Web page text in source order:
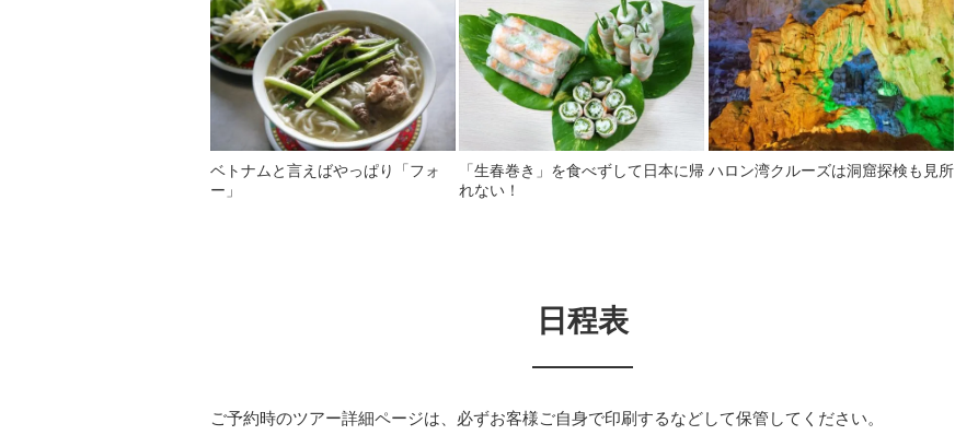
ベトナムと言えばやっぱり「フォ
ー」
「生春巻き」を食べずして日本に帰
れない！
ハロン湾クルーズは洞窟探検も見所
日程表
ご予約時のツアー詳細ページは、必ずお客様ご自身で印刷するなどして保管してください。